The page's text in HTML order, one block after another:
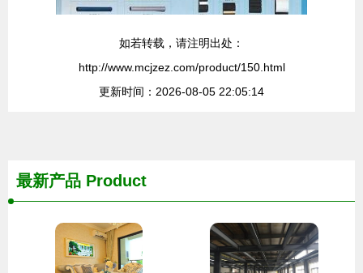
如若转载，请注明出处：
http://www.mcjzez.com/product/150.html
更新时间：2026-08-05 22:05:14
最新产品 Product